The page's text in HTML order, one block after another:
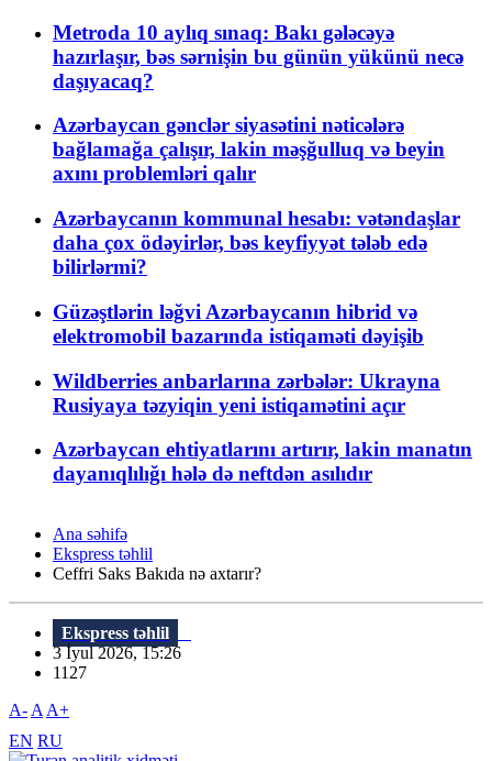
Metroda 10 aylıq sınaq: Bakı gələcəyə
hazırlaşır, bəs sərnişin bu günün yükünü necə
daşıyacaq?
Azərbaycan gənclər siyasətini nəticələrə
bağlamağa çalışır, lakin məşğulluq və beyin
axını problemləri qalır
Azərbaycanın kommunal hesabı: vətəndaşlar
daha çox ödəyirlər, bəs keyfiyyət tələb edə
bilirlərmi?
Güzəştlərin ləğvi Azərbaycanın hibrid və
elektromobil bazarında istiqaməti dəyişib
Wildberries anbarlarına zərbələr: Ukrayna
Rusiyaya təzyiqin yeni istiqamətini açır
Azərbaycan ehtiyatlarını artırır, lakin manatın
dayanıqlılığı hələ də neftdən asılıdır
Ana səhifə
Ekspress təhlil
Ceffri Saks Bakıda nə axtarır?
Ekspress təhlil
3 İyul 2026, 15:26
1127
A- A A+
EN RU